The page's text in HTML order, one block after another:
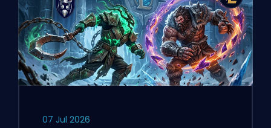
07 Jul 2026